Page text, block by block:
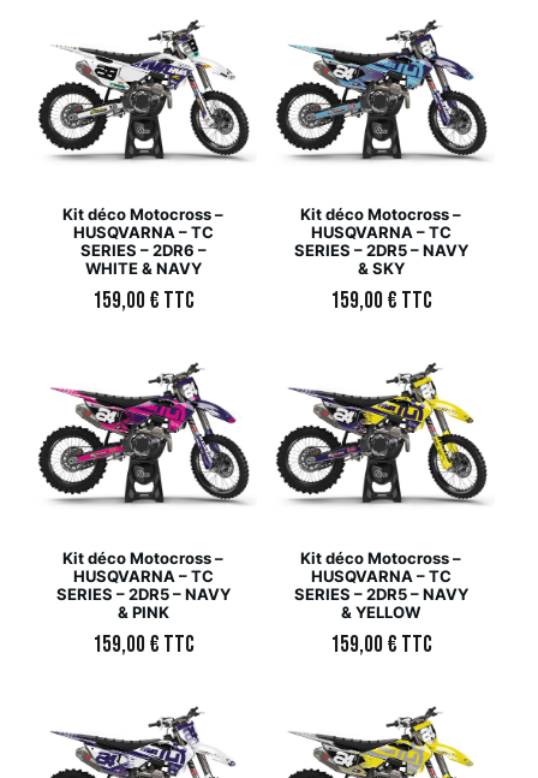
Kit déco Motocross –
HUSQVARNA – TC
SERIES – 2DR6 –
WHITE & NAVY
159,00€ TTC
Kit déco Motocross –
HUSQVARNA – TC
SERIES – 2DR5 – NAVY
& SKY
159,00€ TTC
Kit déco Motocross –
HUSQVARNA – TC
SERIES – 2DR5 – NAVY
& PINK
159,00€ TTC
Kit déco Motocross –
HUSQVARNA – TC
SERIES – 2DR5 – NAVY
& YELLOW
159,00€ TTC